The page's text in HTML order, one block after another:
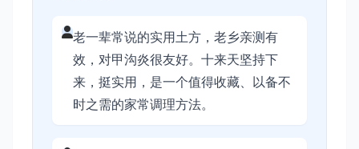
老一辈常说的实用土方，老乡亲测有
效，对甲沟炎很友好。十来天坚持下
来，挺实用，是一个值得收藏、以备不
时之需的家常调理方法。